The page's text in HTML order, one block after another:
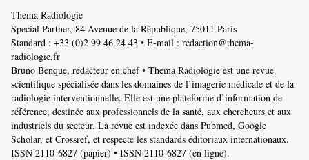
Thema Radiologie
Special Partner, 84 Avenue de la République, 75011 Paris
Standard : +33 (0)2 99 46 24 43 • E-mail : redaction@thema-
radiologie.fr
Bruno Benque, rédacteur en chef • Thema Radiologie est une revue
scientifique spécialisée dans les domaines de l’imagerie médicale et de la
radiologie interventionnelle. Elle est une plateforme d’information de
référence, destinée aux professionnels de la santé, aux chercheurs et aux
industriels du secteur. La revue est indexée dans Pubmed, Google
Scholar, et Crossref, et respecte les standards éditoriaux internationaux.
ISSN 2110-6827 (papier) • ISSN 2110-6827 (en ligne).